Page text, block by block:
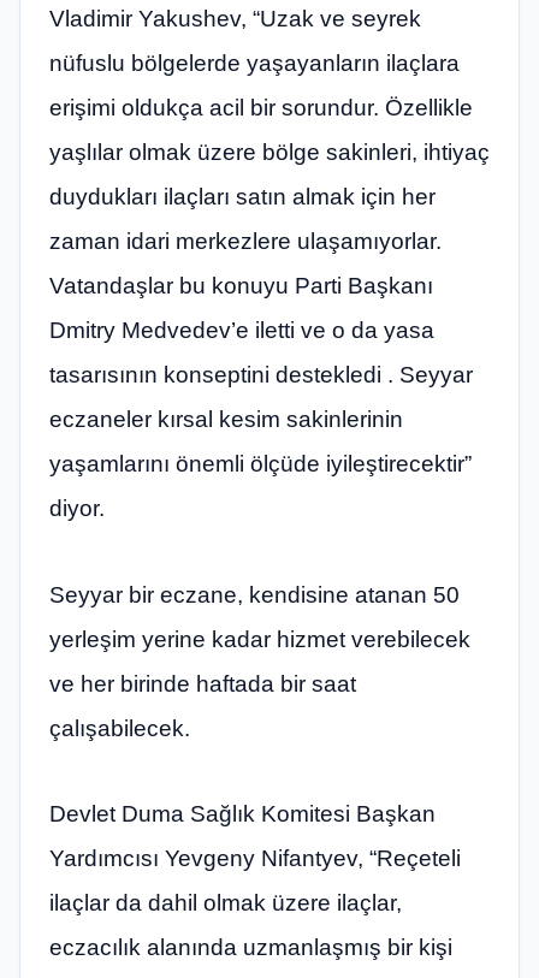
Vladimir Yakushev, “Uzak ve seyrek
nüfuslu bölgelerde yaşayanların ilaçlara
erişimi oldukça acil bir sorundur. Özellikle
yaşlılar olmak üzere bölge sakinleri, ihtiyaç
duydukları ilaçları satın almak için her
zaman idari merkezlere ulaşamıyorlar.
Vatandaşlar bu konuyu Parti Başkanı
Dmitry Medvedev’e iletti ve o da yasa
tasarısının konseptini destekledi . Seyyar
eczaneler kırsal kesim sakinlerinin
yaşamlarını önemli ölçüde iyileştirecektir”
diyor.
Seyyar bir eczane, kendisine atanan 50
yerleşim yerine kadar hizmet verebilecek
ve her birinde haftada bir saat
çalışabilecek.
Devlet Duma Sağlık Komitesi Başkan
Yardımcısı Yevgeny Nifantyev, “Reçeteli
ilaçlar da dahil olmak üzere ilaçlar,
eczacılık alanında uzmanlaşmış bir kişi